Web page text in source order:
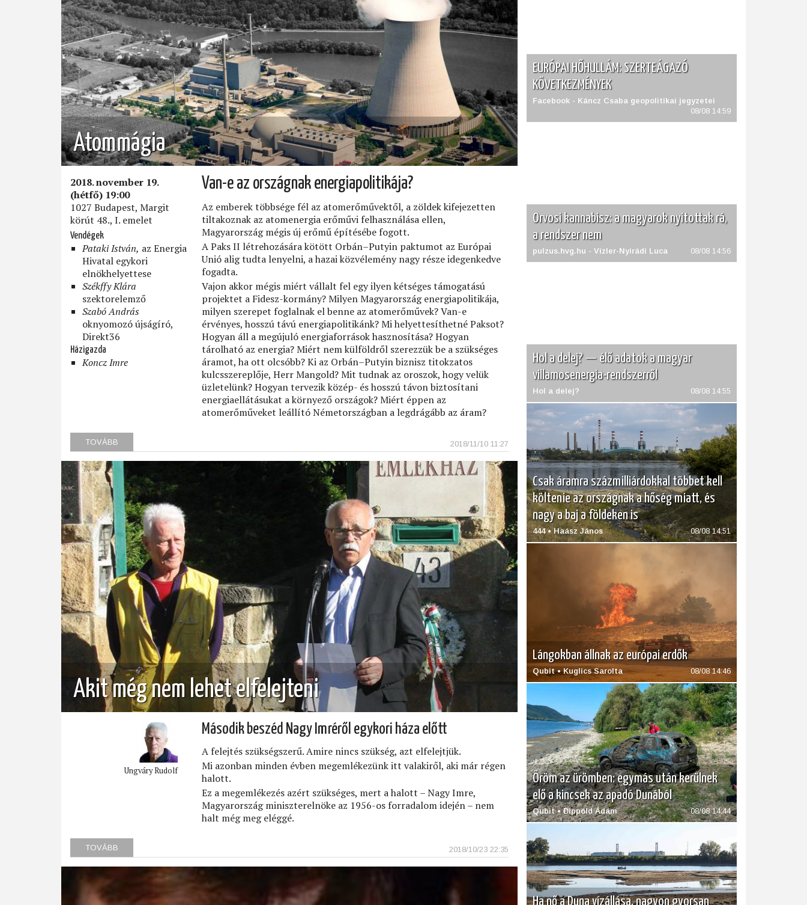
Atommágia
2018. november 19.
(hétfő) 19:00
1027 Budapest, Margit
körút 48., I. emelet
Vendégek
Pataki István, az Energia
Hivatal egykori
elnökhelyettese
Székffy Klára
szektorelemző
Szabó András
oknyomozó újságíró,
Direkt36
Házigazda
Koncz Imre
Van-e az országnak energiapolitikája?
Az emberek többsége fél az atomerőművektől, a zöldek kifejezetten
tiltakoznak az atomenergia erőművi felhasználása ellen,
Magyarország mégis új erőmű építésébe fogott.
A Paks II létrehozására kötött Orbán–Putyin paktumot az Európai
Unió alig tudta lenyelni, a hazai közvélemény nagy része idegenkedve
fogadta.
Vajon akkor mégis miért vállalt fel egy ilyen kétséges támogatású
projektet a Fidesz-kormány? Milyen Magyarország energiapolitikája,
milyen szerepet foglalnak el benne az atomerőművek? Van-e
érvényes, hosszú távú energiapolitikánk? Mi helyettesíthetné Paksot?
Hogyan áll a megújuló energiaforrások hasznosítása? Hogyan
tárolható az energia? Miért nem külföldről szerezzük be a szükséges
áramot, ha ott olcsóbb? Ki az Orbán–Putyin biznisz titokzatos
kulcsszereplője, Herr Mangold? Mit tudnak az oroszok, hogy velük
üzletelünk? Hogyan tervezik közép- és hosszú távon biztosítani
energiaellátásukat a környező országok? Miért éppen az
atomerőműveket leállító Németországban a legdrágább az áram?
2018/11/10 11:27
TOVÁBB
Akit még nem lehet elfelejteni
Ungváry Rudolf
Második beszéd Nagy Imréről egykori háza előtt
A felejtés szükségszerű. Amire nincs szükség, azt elfelejtjük.
Mi azonban minden évben megemlékezünk itt valakiről, aki már régen
halott.
Ez a megemlékezés azért szükséges, mert a halott – Nagy Imre,
Magyarország miniszterelnöke az 1956-os forradalom idején – nem
halt még meg eléggé.
2018/10/23 22:35
TOVÁBB
MÉG
NEM
EURÓPAI HŐHULLÁM: SZERTEÁGAZÓ
KÖVETKEZMÉNYEK
Facebook - Káncz Csaba geopolitikai jegyzetei
08/08 14:59
Orvosi kannabisz: a magyarok nyitottak rá,
a rendszer nem
pulzus.hvg.hu - Vizler-Nyirádi Luca 08/08 14:56
Hol a delej? — élő adatok a magyar
villamosenergia-rendszerről
Hol a delej? 08/08 14:55
Csak áramra százmilliárdokkal többet kell
költenie az országnak a hőség miatt, és
nagy a baj a földeken is
444 • Haász János 08/08 14:51
Lángokban állnak az európai erdők
Qubit • Kuglics Sarolta 08/08 14:46
Öröm az ürömben: egymás után kerülnek
elő a kincsek az apadó Dunából
Qubit • Dippold Ádám 08/08 14:44
Ha nő a Duna vízállása, nagyon gyorsan